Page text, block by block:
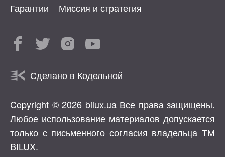
Гарантии
Миссия и стратегия
Сделано в Кодельной
Copyright © 2026 bilux.ua Все права защищены.
Любое использование материалов допускается
только с письменного согласия владельца ТМ
BILUX.